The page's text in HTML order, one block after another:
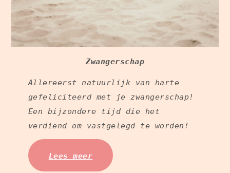
Zwangerschap
Allereerst natuurlijk van harte
gefeliciteerd met je zwangerschap!
Een bijzondere tijd die het
verdiend om vastgelegd te worden!
Lees meer